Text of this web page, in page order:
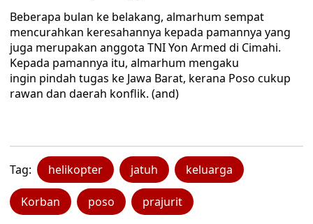
Beberapa bulan ke belakang, almarhum sempat
mencurahkan keresahannya kepada pamannya yang
juga merupakan anggota TNI Yon Armed di Cimahi.
Kepada pamannya itu, almarhum mengaku
ingin pindah tugas ke Jawa Barat, kerana Poso cukup
rawan dan daerah konflik. (and)
Tag: helikopter jatuh keluarga
Korban poso prajurit